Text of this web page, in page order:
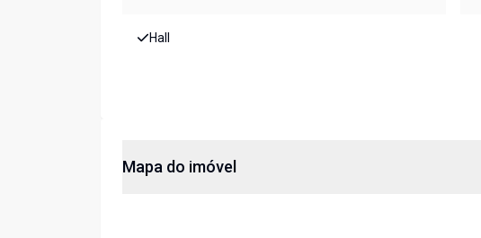
Hall
Mapa do imóvel